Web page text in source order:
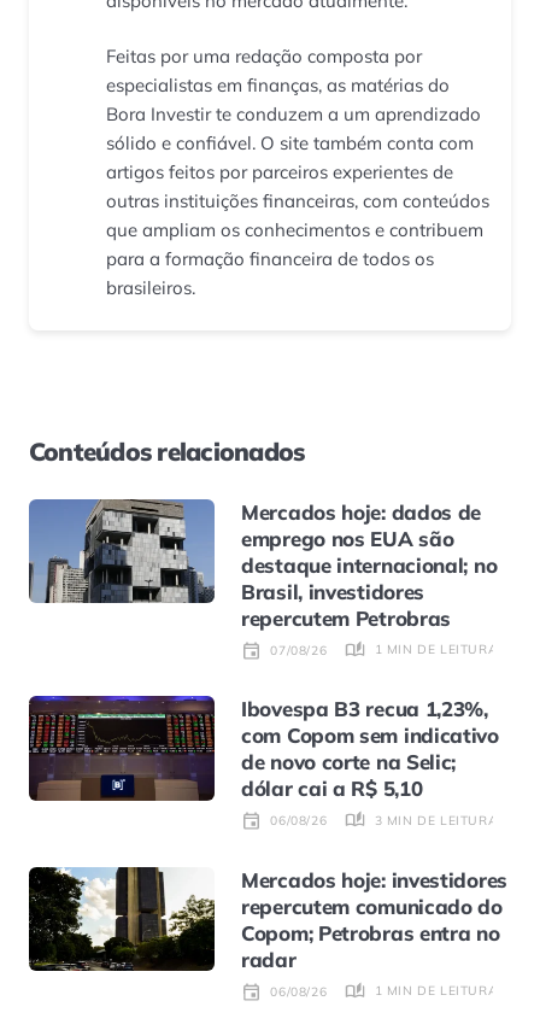
Feitas por uma redação composta por
especialistas em finanças, as matérias do
Bora Investir te conduzem a um aprendizado
sólido e confiável. O site também conta com
artigos feitos por parceiros experientes de
outras instituições financeiras, com conteúdos
que ampliam os conhecimentos e contribuem
para a formação financeira de todos os
brasileiros.
Conteúdos relacionados
Mercados hoje: dados de
emprego nos EUA são
destaque internacional; no
Brasil, investidores
repercutem Petrobras
07/08/26 1 MIN DE LEITURA
Ibovespa B3 recua 1,23%,
com Copom sem indicativo
de novo corte na Selic;
dólar cai a R$ 5,10
06/08/26 3 MIN DE LEITURA
Mercados hoje: investidores
repercutem comunicado do
Copom; Petrobras entra no
radar
06/08/26 1 MIN DE LEITURA